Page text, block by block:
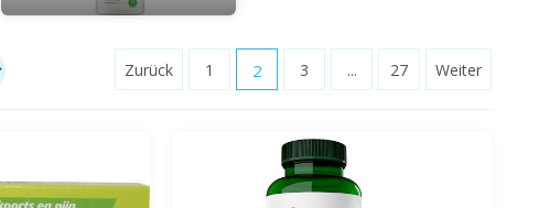
Zurück 1 2 3 ... 27 Weiter